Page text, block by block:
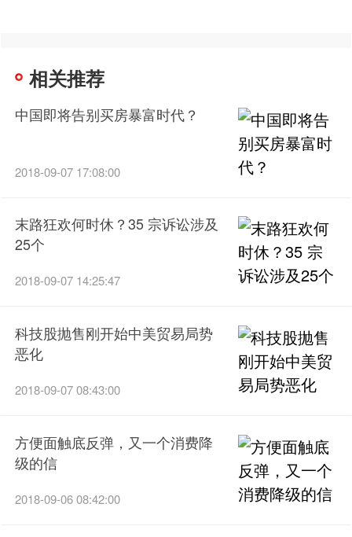
相关推荐
中国即将告别买房暴富时代？
2018-09-07 17:08:00
末路狂欢何时休？35 宗诉讼涉及
25个
2018-09-07 14:25:47
科技股抛售刚开始中美贸易局势
恶化
2018-09-07 08:43:00
方便面触底反弹，又一个消费降
级的信
2018-09-06 08:42:00